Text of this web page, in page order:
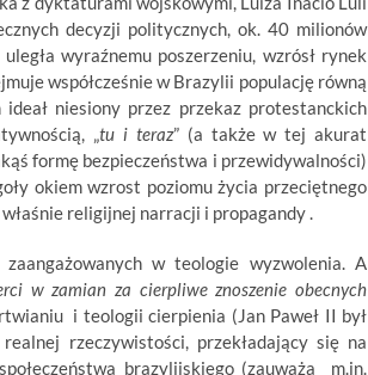
decyzji politycznych, ok. 40 milionów
wyraźnemu poszerzeniu, wzrósł rynek
współcześnie w Brazylii populację równą
niesiony przez przekaz protestanckich
„tu i teraz” (a także w tej akurat
formę bezpieczeństwa i przewidywalności)
okiem wzrost poziomu życia przeciętnego
religijnej narracji i propagandy .
w teologie wyzwolenia. A
w zamian za cierpliwe znoszenie obecnych
i teologii cierpienia (Jan Paweł II był
rzeczywistości, przekładający się na
brazylijskiego (zauważa m.in.